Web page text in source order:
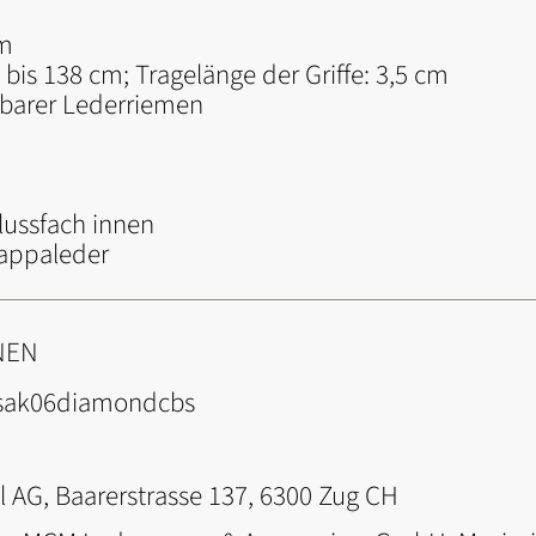
138 cm; Tragelänge der Griffe: 3,5 cm
Lederriemen
innen
Baarerstrasse 137, 6300 Zug CH